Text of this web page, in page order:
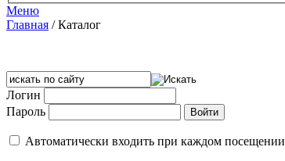
Меню
Главная /Каталог
Логин
Пароль
Автоматически входить при каждом посещении